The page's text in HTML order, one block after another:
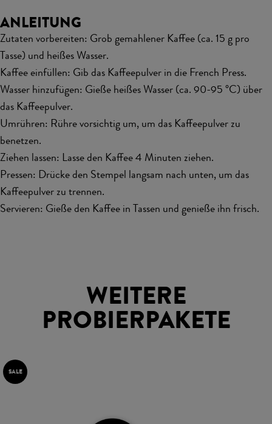
ANLEITUNG
Zutaten vorbereiten: Grob gemahlener Kaffee (ca. 15 g pro
Tasse) und heißes Wasser.
Kaffee einfüllen: Gib das Kaffeepulver in die French Press.
Wasser hinzufügen: Gieße heißes Wasser (ca. 90-95 °C) über
das Kaffeepulver.
Umrühren: Rühre vorsichtig um, um das Kaffeepulver zu
benetzen.
Ziehen lassen: Lasse den Kaffee 4 Minuten ziehen.
Pressen: Drücke den Stempel langsam nach unten, um das
Kaffeepulver zu trennen.
Servieren: Gieße den Kaffee in Tassen und genieße ihn frisch.
WEITERE
PROBIERPAKETE
SALE